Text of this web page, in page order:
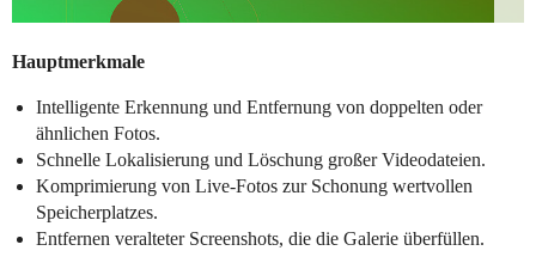
Hauptmerkmale
Intelligente Erkennung und Entfernung von doppelten oder
ähnlichen Fotos.
Schnelle Lokalisierung und Löschung großer Videodateien.
Komprimierung von Live-Fotos zur Schonung wertvollen
Speicherplatzes.
Entfernen veralteter Screenshots, die die Galerie überfüllen.